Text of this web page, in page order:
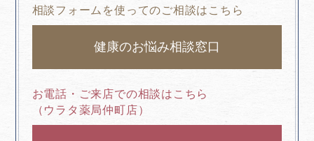
相談フォームを使ってのご相談はこちら
健康のお悩み相談窓口
お電話・ご来店での相談はこちら
（ウラタ薬局仲町店）